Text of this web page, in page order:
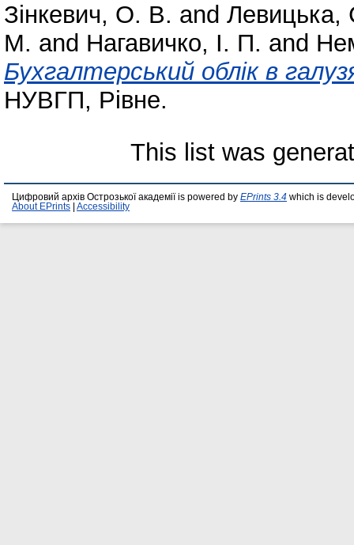
Зінкевич, О. В. and
М. and Нагавичко, І. П. and
Бухгалтерський облік в
НУВГП, Рівне.
This list was
Цифровий архів Острозької академії is powered by EPrints 3.4 which is
About EPrints
Accessibility